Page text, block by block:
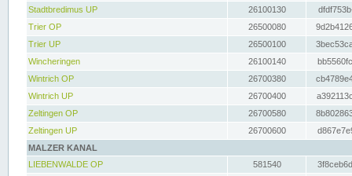
Stadtbredimus UP
26100130
Trier OP
26500080
Trier UP
26500100
Wincheringen
26100140
Wintrich OP
26700380
Wintrich UP
26700400
Zeltingen OP
26700580
Zeltingen UP
26700600
MALZER KANAL
LIEBENWALDE OP
581540